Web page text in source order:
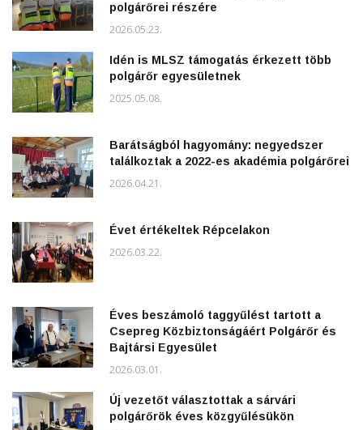
polgárőrei részére
2026.05.23.
Idén is MLSZ támogatás érkezett több
polgárőr egyesületnek
2025.05.08.
Barátságból hagyomány: negyedszer
találkoztak a 2022-es akadémia polgárőrei
2026.04.21.
Évet értékeltek Répcelakon
2026.03.22.
Éves beszámoló taggyűlést tartott a
Csepreg Közbiztonságáért Polgárőr és
Bajtársi Egyesület
2026.03.01.
Új vezetőt választottak a sárvári
polgárőrök éves közgyűlésükön